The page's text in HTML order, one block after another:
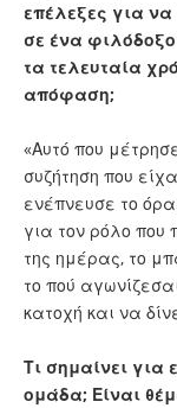
επέλεξες για
σε ένα φιλόδοξο
τα τελευταία
απόφαση;
«Αυτό που
συζήτηση που
ενέπνευσε το
για τον ρόλο που
της ημέρας, το
το πού
κατοχή και να
Τι σημαίνει για
ομάδα; Είναι